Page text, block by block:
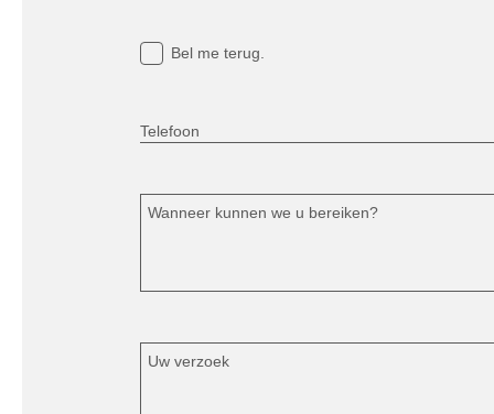
Bel me terug.
Telefoon
Wanneer kunnen we u bereiken?
Uw verzoek